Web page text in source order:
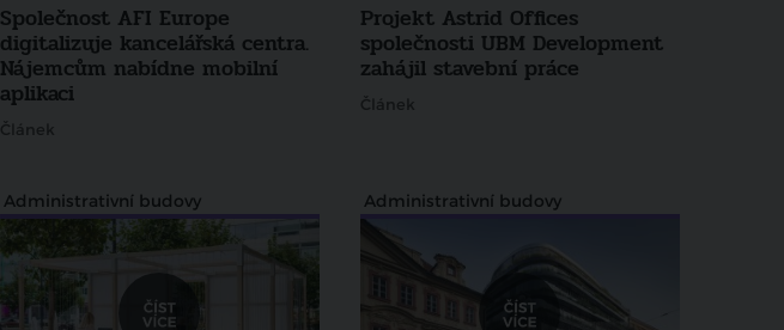
Společnost AFI Europe
digitalizuje kancelářská centra.
Nájemcům nabídne mobilní
aplikaci
Článek
Projekt Astrid Offices
společnosti UBM Development
zahájil stavební práce
Článek
Administrativní budovy Administrativní budovy